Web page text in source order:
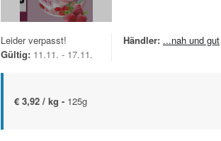
Leider verpasst!
Gültig: 11.11. - 17.11.
Händler: ...nah und gut
€ 3,92 / kg - 125g